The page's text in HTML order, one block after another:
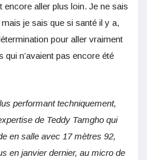
aller plus loin. Je ne sais
je sais que si santé il y a,
pour aller vraiment
n’avaient pas encore été
performant techniquement,
de Teddy Tamgho qui
en salle avec 17 mètres 92,
en janvier dernier, au micro de